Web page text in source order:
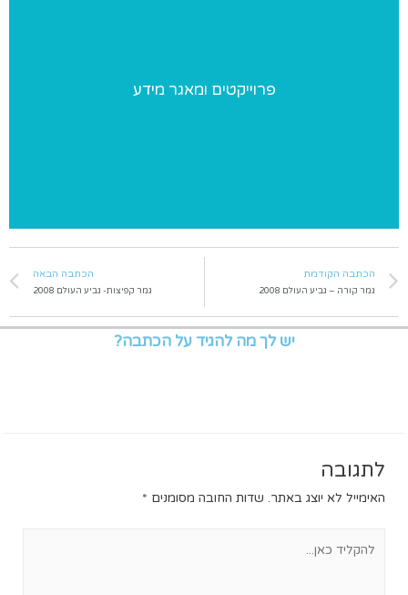
פרוייקטים ומאגר מידע
הכתבה הקודמת
גמר קורה – גביע העולם 2008
הכתבה הבאה
גמר קפיצות- גביע העולם 2008
יש לך מה להגיד על הכתבה?
לתגובה
האימייל לא יוצג באתר. שדות החובה מסומנים *